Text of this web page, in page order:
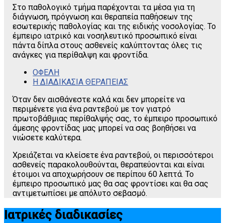
Στο παθολογικό τμήμα παρέχονται τα μέσα για τη
διάγνωση, πρόγνωση και θεραπεία παθήσεων της
εσωτερικής παθολογίας και της ειδικής νοσολογίας. Το
έμπειρο ιατρικό και νοσηλευτικό προσωπικό είναι
πάντα δίπλα στους ασθενείς καλύπτοντας όλες τις
ανάγκες για περίθαλψη και φροντίδα.
ΟΦΕΛΗ
Η ΔΙΑΔΙΚΑΣΙΑ ΘΕΡΑΠΕΙΑΣ
Όταν δεν αισθάνεστε καλά και δεν μπορείτε να
περιμένετε για ένα ραντεβού με τον γιατρό
πρωτοβάθμιας περίθαλψής σας, το έμπειρο προσωπικό
άμεσης φροντίδας μας μπορεί να σας βοηθήσει να
νιώσετε καλύτερα.
Χρειάζεται να κλείσετε ένα ραντεβού, οι περισσότεροι
ασθενείς παρακολουθούνται, θεραπεύονται και είναι
έτοιμοι να αποχωρήσουν σε περίπου 60 λεπτά. Το
έμπειρο προσωπικό μας θα σας φροντίσει και θα σας
αντιμετωπίσει με απόλυτο σεβασμό.
Ιατρικές διαδικασίες